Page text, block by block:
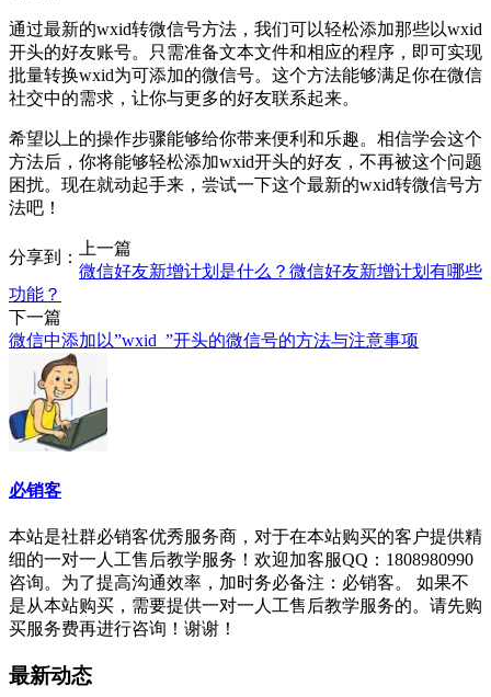
通过最新的wxid转微信号方法，我们可以轻松添加那些以wxid
开头的好友账号。只需准备文本文件和相应的程序，即可实现
批量转换wxid为可添加的微信号。这个方法能够满足你在微信
社交中的需求，让你与更多的好友联系起来。
希望以上的操作步骤能够给你带来便利和乐趣。相信学会这个
方法后，你将能够轻松添加wxid开头的好友，不再被这个问题
困扰。现在就动起手来，尝试一下这个最新的wxid转微信号方
法吧！
分享到：
上一篇
微信好友新增计划是什么？微信好友新增计划有哪些
功能？
下一篇
微信中添加以”wxid_”开头的微信号的方法与注意事项
必销客
本站是社群必销客优秀服务商，对于在本站购买的客户提供精
细的一对一人工售后教学服务！欢迎加客服QQ：1808980990
咨询。为了提高沟通效率，加时务必备注：必销客。 如果不
是从本站购买，需要提供一对一人工售后教学服务的。请先购
买服务费再进行咨询！谢谢！
最新动态